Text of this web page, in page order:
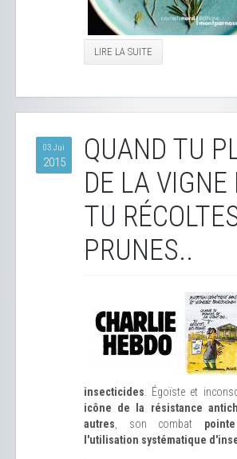
LIRE LA SUITE
03 Jui
2015
QUAND TU
DE LA VIGNE
TU
PRUNES..
insecticides . Égoïste et
icône de la résistance
autres , son combat
l'utilisation systématique